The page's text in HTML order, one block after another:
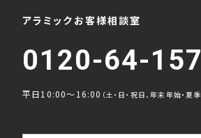
アラミックお客様相談室
0120-64-
平日10:00～16:00 （土・日・祝日、年末年始・夏